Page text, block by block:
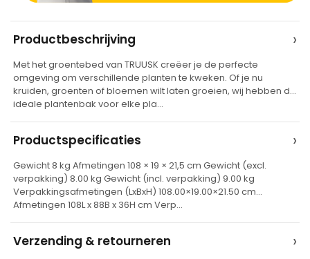
t
e
r
a
t
v
e
Productbeschrijving ›
Met het groentebed van TRUUSK creëer je de perfecte
omgeving om verschillende planten te kweken. Of je nu
kruiden, groenten of bloemen wilt laten groeien, wij hebben de
ideale plantenbak voor elke pla…
Productspecificaties ›
Gewicht 8 kg Afmetingen 108 × 19 × 21,5 cm Gewicht (excl.
verpakking) 8.00 kg Gewicht (incl. verpakking) 9.00 kg
Verpakkingsafmetingen (LxBxH) 108.00×19.00×21.50 cm
Afmetingen 108L x 88B x 36H cm Verp…
Verzending & retourneren ›